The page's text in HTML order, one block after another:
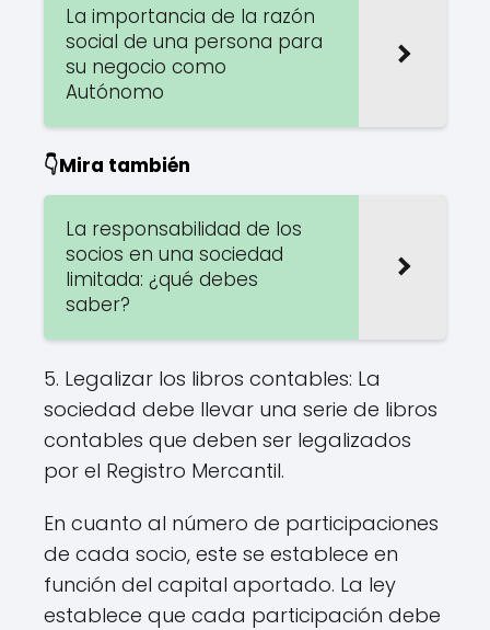
La importancia de la razón
social de una persona para
su negocio como
Autónomo
👇Mira también
La responsabilidad de los
socios en una sociedad
limitada: ¿qué debes
saber?
5. Legalizar los libros contables: La
sociedad debe llevar una serie de libros
contables que deben ser legalizados
por el Registro Mercantil.
En cuanto al número de participaciones
de cada socio, este se establece en
función del capital aportado. La ley
establece que cada participación debe